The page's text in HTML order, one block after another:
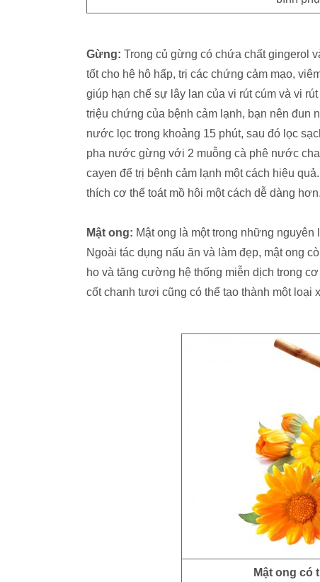
Gừng: Trong củ gừng có chứa chất gingerol
tốt cho hệ hô hấp, trị các chứng cảm mạo,
giúp hạn chế sự lây lan của vi rút cúm và vi
triệu chứng của bệnh cảm lạnh, bạn nên
nước lọc trong khoảng 15 phút, sau đó lọc
pha nước gừng với 2 muỗng cà phê nước
cayen để trị bệnh cảm lạnh một cách hiệu
thích cơ thể toát mồ hôi một cách dễ dàng hơn.
Mật ong: Mật ong là một trong những
Ngoài tác dụng nấu ăn và làm đẹp, mật ong
ho và tăng cường hệ thống miễn dịch trong
cốt chanh tươi cũng có thể tạo thành một loại
Mật ong có